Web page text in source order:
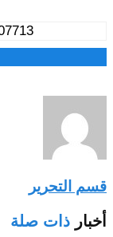
قسم التحرير
أخبار ذات صلة